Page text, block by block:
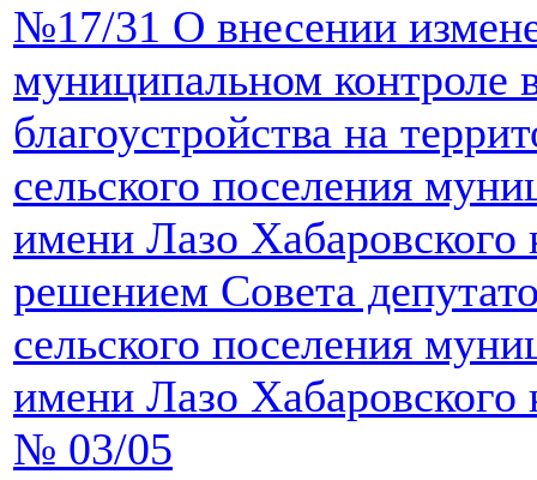
№17/31 О внесении
муниципальном контроле
благоустройства на
сельского поселения
имени Лазо Хабаровского
решением Совета
сельского поселения
имени Лазо Хабаровского
№ 03/05